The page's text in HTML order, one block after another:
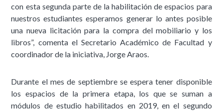
con esta segunda parte de la habilitación de espacios para
nuestros estudiantes esperamos generar lo antes posible
una nueva licitación para la compra del mobiliario y los
libros”, comenta el Secretario Académico de Facultad y
coordinador de la iniciativa, Jorge Araos.
Durante el mes de septiembre se espera tener disponible
los espacios de la primera etapa, los que se suman a
módulos de estudio habilitados en 2019, en el segundo